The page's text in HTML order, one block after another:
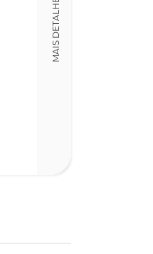
MAIS DETALHES